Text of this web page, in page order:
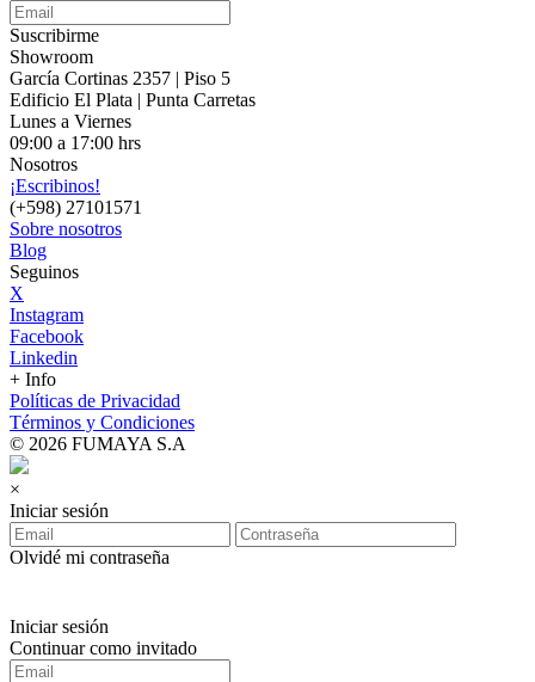
Suscribirme
Showroom
García Cortinas 2357 | Piso 5
Edificio El Plata | Punta Carretas
Lunes a Viernes
09:00 a 17:00 hrs
Nosotros
¡Escribinos!
(+598) 27101571
Sobre nosotros
Blog
Seguinos
X
Instagram
Facebook
Linkedin
+ Info
Políticas de Privacidad
Términos y Condiciones
© 2026 FUMAYA S.A
×
Iniciar sesión
Olvidé mi contraseña
Iniciar sesión
Continuar como invitado